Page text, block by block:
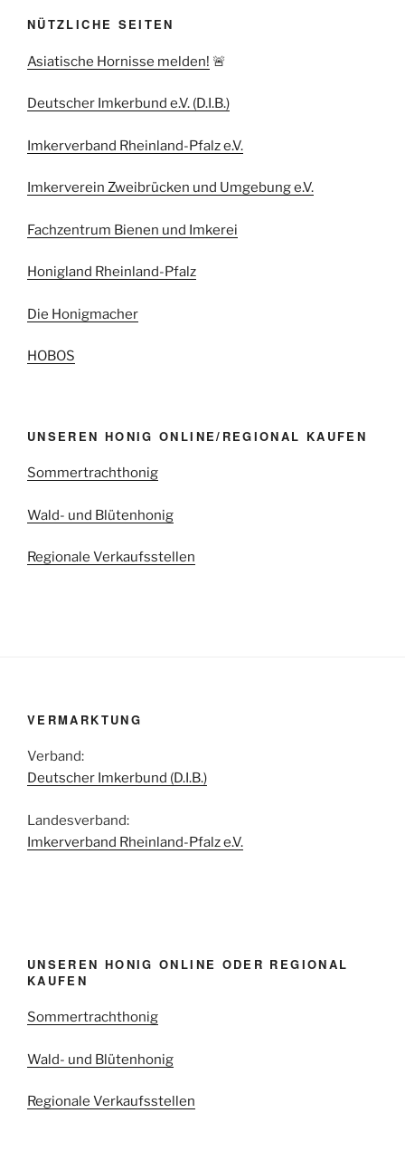
NÜTZLICHE SEITEN
Asiatische Hornisse melden! 🚨
Deutscher Imkerbund e.V. (D.I.B.)
Imkerverband Rheinland-Pfalz e.V.
Imkerverein Zweibrücken und Umgebung e.V.
Fachzentrum Bienen und Imkerei
Honigland Rheinland-Pfalz
Die Honigmacher
HOBOS
UNSEREN HONIG ONLINE/REGIONAL KAUFEN
Sommertrachthonig
Wald- und Blütenhonig
Regionale Verkaufsstellen
VERMARKTUNG
Verband:
Deutscher Imkerbund (D.I.B.)
Landesverband:
Imkerverband Rheinland-Pfalz e.V.
UNSEREN HONIG ONLINE ODER REGIONAL
KAUFEN
Sommertrachthonig
Wald- und Blütenhonig
Regionale Verkaufsstellen